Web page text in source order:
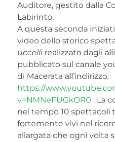
Auditore, gestito dalla
Labirinto.
A questa seconda
video dello storico
uccellirealizzato dagli
pubblicato sul canale
di Macerata all’indirizzo:
https://
v=NMNeFUGkOR0 . La
nel tempo 10 spettacoli
fortemente vivi nel
allargata che ogni volta